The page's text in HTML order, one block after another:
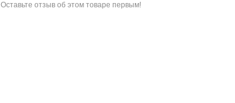
Оставьте отзыв об этом товаре первым!